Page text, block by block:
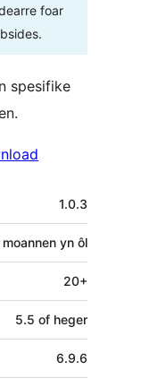
foar
spesifike
1.0.3
yn ôl
20+
5.5 of heger
6.9.6